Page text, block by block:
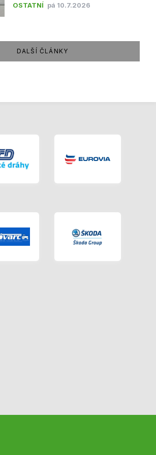
OSTATNÍ pá 10.7.2026
DALŠÍ ČLÁNKY